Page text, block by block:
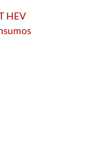
HEV